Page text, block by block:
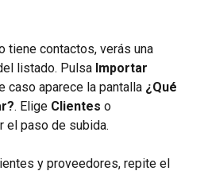
tiene contactos, verás una
listado. Pulsa Importar
caso aparece la pantalla ¿Qué
. Elige Clientes o
el paso de subida.
y proveedores, repite el